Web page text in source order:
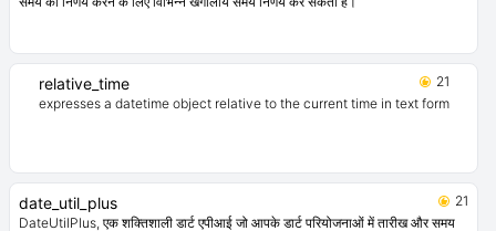
relative_time
21
expresses a datetime object relative to the current time in text form
date_util_plus
21
DateUtilPlus, एक शक्तिशाली डार्ट एपीआई जो आपके डार्ट परियोजनाओं में तारीख और समय